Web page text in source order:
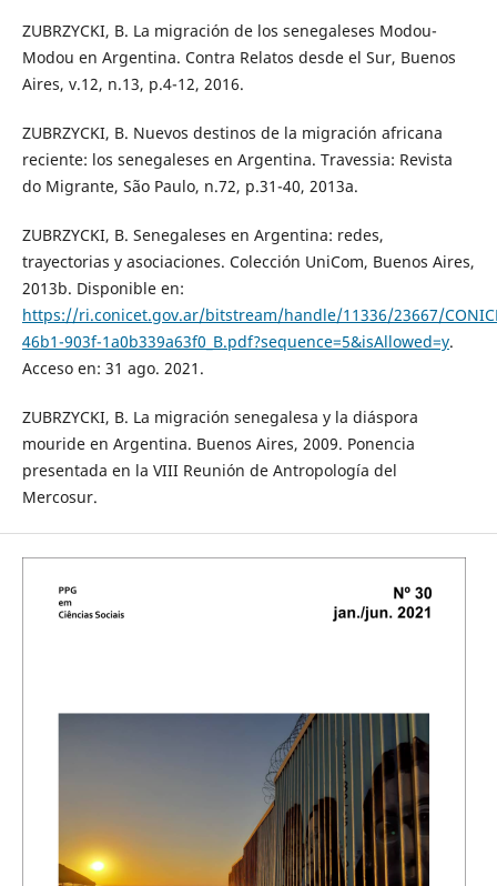
ZUBRZYCKI, B. La migración de los senegaleses Modou-
Modou en Argentina. Contra Relatos desde el Sur, Buenos
Aires, v.12, n.13, p.4-12, 2016.
ZUBRZYCKI, B. Nuevos destinos de la migración africana
reciente: los senegaleses en Argentina. Travessia: Revista
do Migrante, São Paulo, n.72, p.31-40, 2013a.
ZUBRZYCKI, B. Senegaleses en Argentina: redes,
trayectorias y asociaciones. Colección UniCom, Buenos Aires,
2013b. Disponible en:
https://ri.conicet.gov.ar/bitstream/handle/11336/23667/
46b1-903f-1a0b339a63f0_B.pdf?sequence=5&isAllowed=y.
Acceso en: 31 ago. 2021.
ZUBRZYCKI, B. La migración senegalesa y la diáspora
mouride en Argentina. Buenos Aires, 2009. Ponencia
presentada en la VIII Reunión de Antropología del
Mercosur.